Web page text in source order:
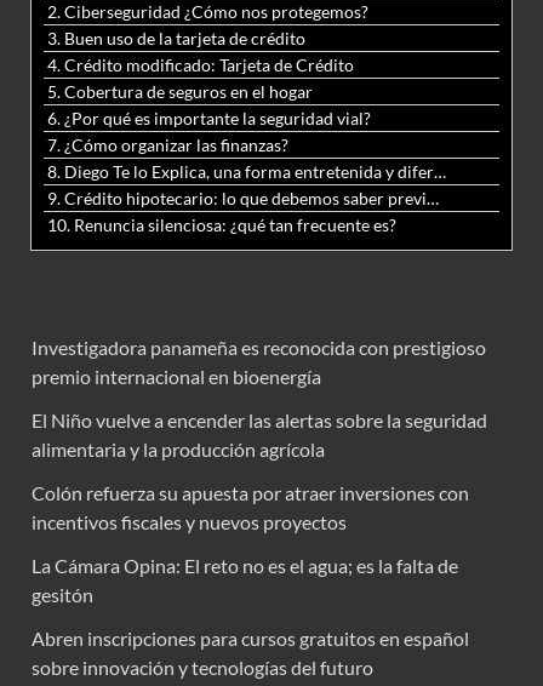
2. Ciberseguridad ¿Cómo nos protegemos?
3. Buen uso de la tarjeta de crédito
4. Crédito modificado: Tarjeta de Crédito
5. Cobertura de seguros en el hogar
6. ¿Por qué es importante la seguridad vial?
7. ¿Cómo organizar las finanzas?
8. Diego Te lo Explica, una forma entretenida y diferente de aprender matemáticas y ciencias
9. Crédito hipotecario: lo que debemos saber previo a adquirir nuestra vivienda
10. Renuncia silenciosa: ¿qué tan frecuente es?
Investigadora panameña es reconocida con prestigioso
premio internacional en bioenergía
El Niño vuelve a encender las alertas sobre la seguridad
alimentaria y la producción agrícola
Colón refuerza su apuesta por atraer inversiones con
incentivos fiscales y nuevos proyectos
La Cámara Opina: El reto no es el agua; es la falta de
gesitón
Abren inscripciones para cursos gratuitos en español
sobre innovación y tecnologías del futuro